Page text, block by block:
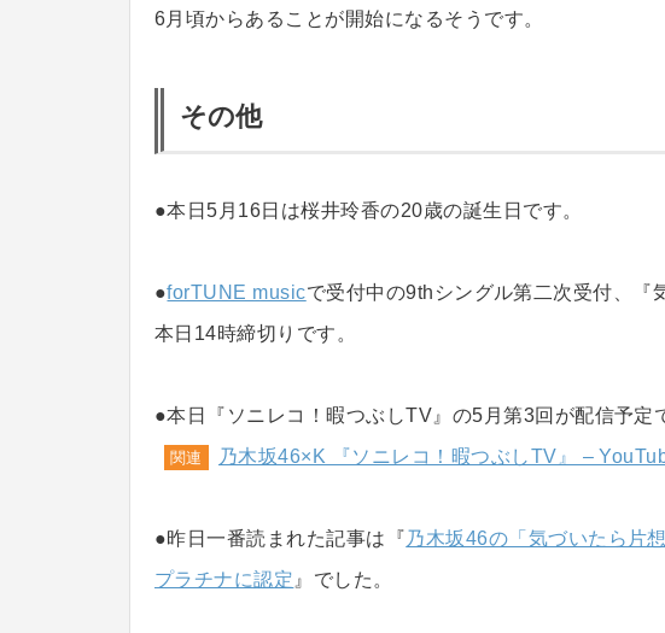
6月頃からあることが開始になるそうです。
その他
●本日5月16日は桜井玲香の20歳の誕生日です。
●forTUNE musicで受付中の9thシングル第二次受付、『
本日14時締切りです。
●本日『ソニレコ！暇つぶしTV』の5月第3回が配信予定
関連 乃木坂46×K 『ソニレコ！暇つぶしTV』 –
●昨日一番読まれた記事は『乃木坂46の「気づいたら片
プラチナに認定 』でした。